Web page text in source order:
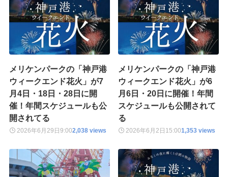
メリケンパークの「神戸港
ウィークエンド花火」が7
月4日・18日・28日に開
催！年間スケジュールも公
開されてる
2026年6月29日 9:002,038 views
メリケンパークの「神戸港
ウィークエンド花火」が6
月6日・20日に開催！年間
スケジュールも公開されて
る
2026年6月2日 15:001,353 views